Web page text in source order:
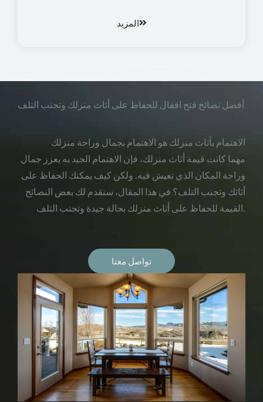
المزيد
أفضل نصائح فتح اقفال للحفاظ على أثاث منزلك وتجنب التلف
الاهتمام بأثاث منزلك هو الاهتمام بجمال وراحة منزلك
مهما كانت قيمة أثاث منزلك، فإن الاهتمام الجيد به يعزز جمال
وراحة المكان الذي تعيش فيه. ولكن كيف يمكنك الحفاظ على
أثاثك وتجنب التلف؟ في هذا المقال، سنقدم لك بعض النصائح
القيمة للحفاظ على أثاث منزلك بحالة جيدة وتجنب التلف.
تواصل معنا